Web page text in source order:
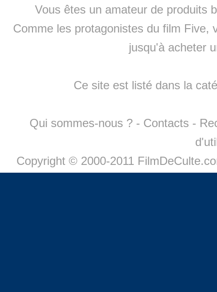
Vous êtes un amateur de produits
Comme les protagonistes du film Five,
jusqu'à acheter
Ce site est listé dans la
Qui sommes-nous ? - Contacts -
Copyright © 2000-2011